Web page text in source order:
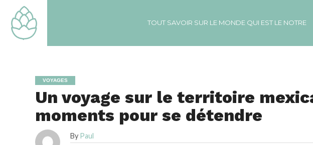
TOUT SAVOIR SUR LE MONDE QUI EST LE NOTRE
VOYAGES
Un voyage sur le territoire
moments pour se détendre
By Paul